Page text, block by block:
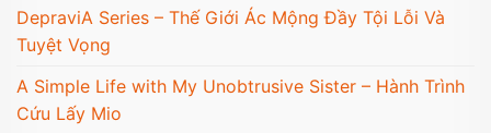
DepraviA Series – Thế Giới Ác Mộng Đầy Tội Lỗi Và
Tuyệt Vọng
A Simple Life with My Unobtrusive Sister – Hành Trình
Cứu Lấy Mio